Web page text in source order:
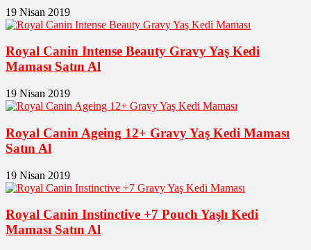
19 Nisan 2019
Royal Canin Intense Beauty Gravy Yaş Kedi
Maması Satın Al
19 Nisan 2019
Royal Canin Ageing 12+ Gravy Yaş Kedi Maması
Satın Al
19 Nisan 2019
Royal Canin Instinctive +7 Pouch Yaşlı Kedi
Maması Satın Al